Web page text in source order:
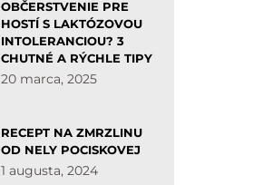
OBČERSTVENIE PRE
HOSTÍ S LAKTÓZOVOU
INTOLERANCIOU? 3
CHUTNÉ A RÝCHLE TIPY
20 marca, 2025
RECEPT NA ZMRZLINU
OD NELY POCISKOVEJ
1 augusta, 2024